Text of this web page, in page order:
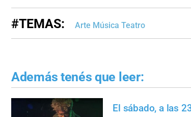
#TEMAS: Arte Música Teatro
Además tenés que leer:
El sábado, a las